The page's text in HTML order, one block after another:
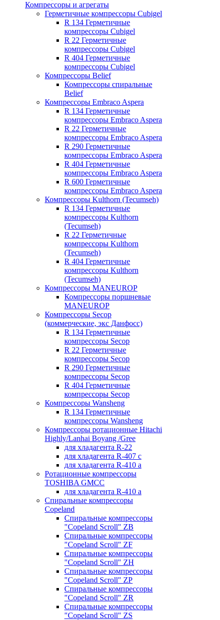
Компрессоры и агрегаты
Герметичные компрессоры Cubigel
R 134 Герметичные
компрессоры Cubigel
R 22 Герметичные
компрессоры Cubigel
R 404 Герметичные
компрессоры Cubigel
Компрессоры Belief
Компрессоры спиральные
Belief
Компрессоры Embraco Aspera
R 134 Герметичные
компрессоры Embraco Aspera
R 22 Герметичные
компрессоры Embraco Aspera
R 290 Герметичные
компрессоры Embraco Aspera
R 404 Герметичные
компрессоры Embraco Aspera
R 600 Герметичные
компрессоры Embraco Aspera
Компрессоры Kulthorn (Tecumseh)
R 134 Герметичные
компрессоры Kulthorn
(Tecumseh)
R 22 Герметичные
компрессоры Kulthorn
(Tecumseh)
R 404 Герметичные
компрессоры Kulthorn
(Tecumseh)
Компрессоры MANEUROP
Компрессоры поршневые
MANEUROP
Компрессоры Secop
(коммерческие, экс Данфосс)
R 134 Герметичные
компрессоры Secop
R 22 Герметичные
компрессоры Secop
R 290 Герметичные
компрессоры Secop
R 404 Герметичные
компрессоры Secop
Компрессоры Wansheng
R 134 Герметичные
компрессоры Wansheng
Компрессоры ротационные Hitachi
Highly/Lanhai Boyang /Gree
для хладагента R-22
для хладагента R-407 с
для хладагента R-410 а
Ротационные компрессоры
TOSHIBA GMCC
для хладагента R-410 а
Спиральные компрессоры
Copeland
Спиральные компрессоры
"Copeland Scroll" ZB
Спиральные компрессоры
"Copeland Scroll" ZF
Спиральные компрессоры
"Copeland Scroll" ZH
Спиральные компрессоры
"Copeland Scroll" ZP
Спиральные компрессоры
"Copeland Scroll" ZR
Спиральные компрессоры
"Copeland Scroll" ZS